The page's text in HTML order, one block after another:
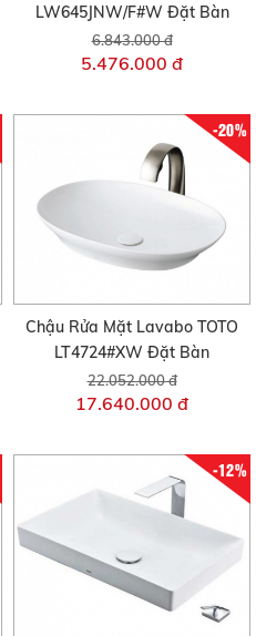
LW645JNW/F#W Đặt Bàn
6.843.000 đ
5.476.000 đ
-20%
Chậu Rửa Mặt Lavabo TOTO
LT4724#XW Đặt Bàn
22.052.000 đ
17.640.000 đ
-12%